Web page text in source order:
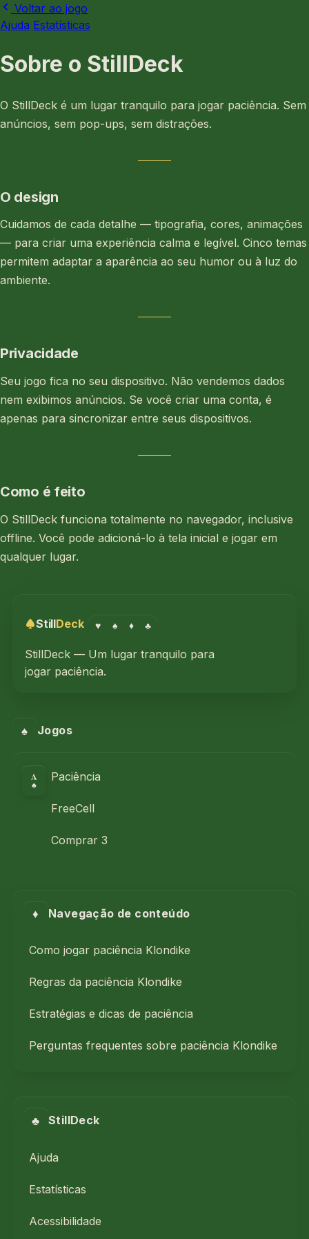
Voltar ao jogo
Ajuda Estatísticas
Sobre o StillDeck
O StillDeck é um lugar tranquilo para jogar paciência. Sem
anúncios, sem pop-ups, sem distrações.
O design
Cuidamos de cada detalhe — tipografia, cores, animações
— para criar uma experiência calma e legível. Cinco temas
permitem adaptar a aparência ao seu humor ou à luz do
ambiente.
Privacidade
Seu jogo fica no seu dispositivo. Não vendemos dados
nem exibimos anúncios. Se você criar uma conta, é
apenas para sincronizar entre seus dispositivos.
Como é feito
O StillDeck funciona totalmente no navegador, inclusive
offline. Você pode adicioná-lo à tela inicial e jogar em
qualquer lugar.
StillDeck ♥ ♠ ♦ ♣
StillDeck — Um lugar tranquilo para
jogar paciência.
♠ Jogos
A
♠
Paciência
FreeCell
Comprar 3
♦ Navegação de conteúdo
Como jogar paciência Klondike
Regras da paciência Klondike
Estratégias e dicas de paciência
Perguntas frequentes sobre paciência Klondike
♣ StillDeck
Ajuda
Estatísticas
Acessibilidade